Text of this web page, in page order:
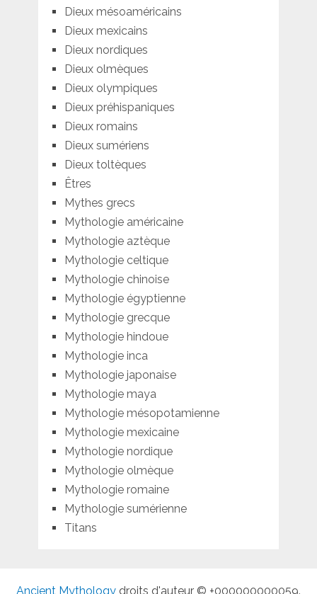
Dieux mésoaméricains
Dieux mexicains
Dieux nordiques
Dieux olmèques
Dieux olympiques
Dieux préhispaniques
Dieux romains
Dieux sumériens
Dieux toltèques
Êtres
Mythes grecs
Mythologie américaine
Mythologie aztèque
Mythologie celtique
Mythologie chinoise
Mythologie égyptienne
Mythologie grecque
Mythologie hindoue
Mythologie inca
Mythologie japonaise
Mythologie maya
Mythologie mésopotamienne
Mythologie mexicaine
Mythologie nordique
Mythologie olmèque
Mythologie romaine
Mythologie sumérienne
Titans
Ancient Mythologydroits d'auteur © +000000000059.